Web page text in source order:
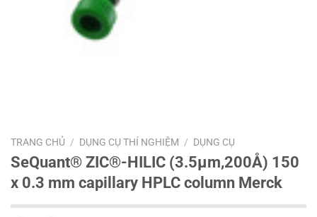
TRANG CHỦ / DỤNG CỤ THÍ NGHIỆM / DỤNG CỤ
SeQuant® ZIC®-HILIC (3.5µm,200Å) 150
x 0.3 mm capillary HPLC column Merck